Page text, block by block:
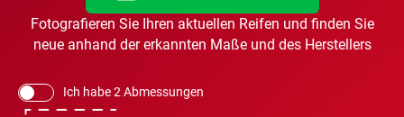
Fotografieren Sie Ihren aktuellen Reifen und finden Sie
neue anhand der erkannten Maße und des Herstellers
Ich habe 2 Abmessungen